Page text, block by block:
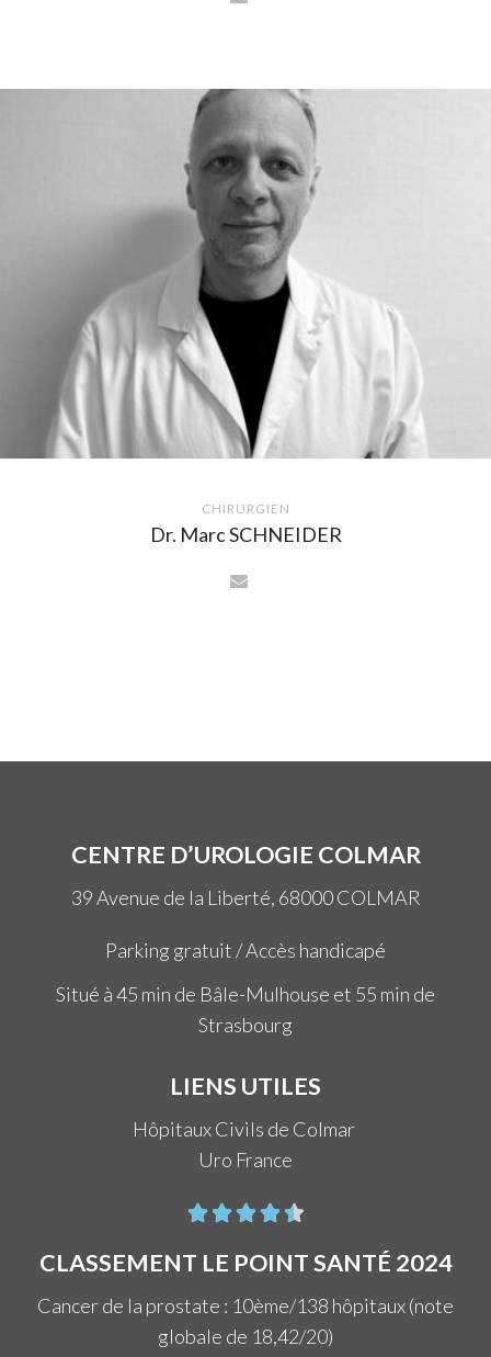
CHIRURGIEN
Dr. Marc SCHNEIDER
CENTRE D’UROLOGIE COLMAR
39 Avenue de la Liberté, 68000 COLMAR
Parking gratuit / Accès handicapé
Situé à 45 min de Bâle-Mulhouse et 55 min de
Strasbourg
LIENS UTILES
Hôpitaux Civils de Colmar
Uro France

CLASSEMENT LE POINT SANTÉ 2024
Cancer de la prostate : 10ème/138 hôpitaux (note
globale de 18,42/20)